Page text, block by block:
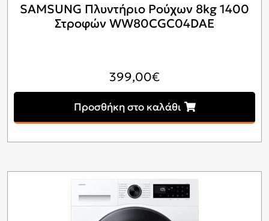
SAMSUNG Πλυντήριο Ρούχων 8kg 1400
Στροφών WW80CGC04DAE
399,00€
Προσθήκη στο καλάθι